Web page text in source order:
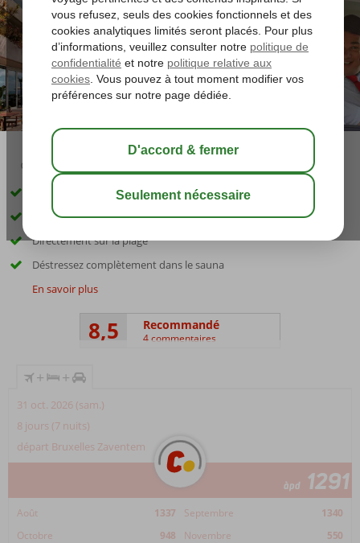
04:00 sauver
Y compris la voiture de location
Belles vues
Directement sur la plage
Déstressez complètement dans le sauna
En savoir plus
8,5 Recommandé
4 commentaires
+ +
31 oct. 2026 (sam.)
8 jours (7 nuits)
départ Bruxelles Zaventem
àpd 1291
Août 1337 Septembre
1340
Octobre
948 Novembre 550